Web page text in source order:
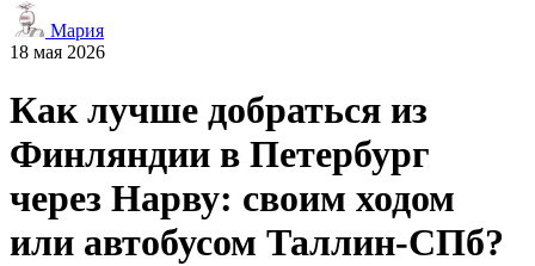
Мария
18 мая 2026
Как лучше добраться из
Финляндии в Петербург
через Нарву: своим ходом
или автобусом Таллин-СПб?